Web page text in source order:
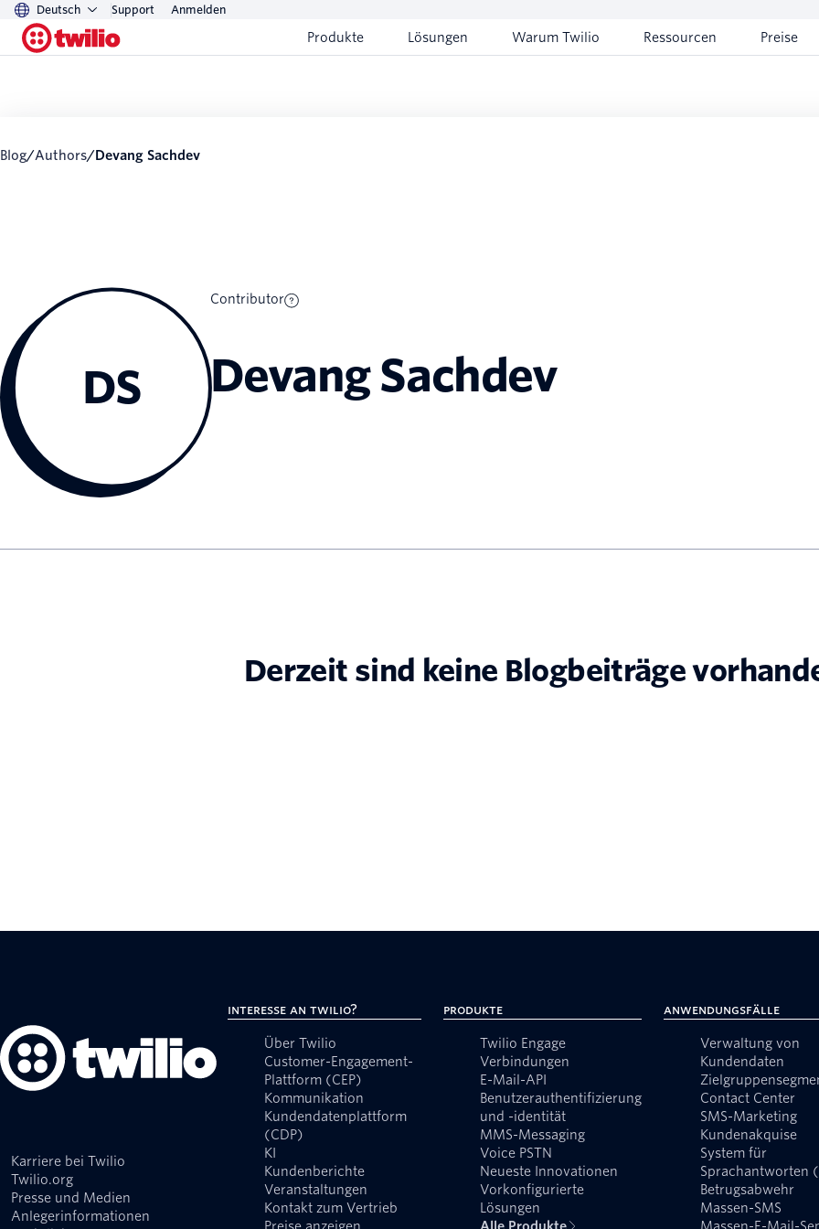
Deutsch Support Anmelden
Produkte Lösungen Warum Twilio Ressourcen Preise
Blog/ Authors/ Devang Sachdev
DS
Contributor
Devang Sachdev
Derzeit sind keine Blogbeiträge
Karriere bei Twilio
Twilio.org
Presse und Medien
Anlegerinformationen
Interesse an Twilio?
Über Twilio
Customer-Engagement-
Plattform (CEP)
Kommunikation
Kundendatenplattform
(CDP)
KI
Kundenberichte
Veranstaltungen
Kontakt zum Vertrieb
Produkte
Twilio Engage
Verbindungen
E-Mail-API
Benutzerauthentifizierung
und -identität
MMS-Messaging
Voice PSTN
Neueste Innovationen
Vorkonfigurierte
Lösungen
Anwendungsfälle
Verwaltung von
Kundendaten
Contact Center
SMS-Marketing
Kundenakquise
System für
Sprachantworten
Betrugsabwehr
Massen-SMS